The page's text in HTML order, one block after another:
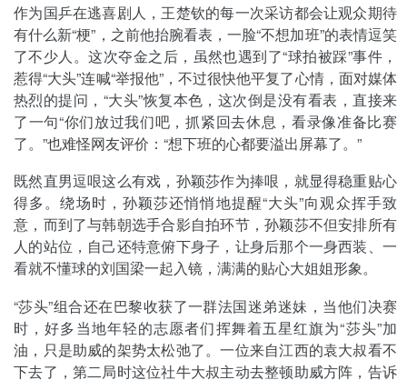
作为国乒在逃喜剧人，王楚钦的每一次采访都会让观众期待
有什么新“梗”，之前他抬腕看表，一脸“不想加班”的表情逗笑
了不少人。这次夺金之后，虽然也遇到了“球拍被踩”事件，
惹得“大头”连喊“举报他”，不过很快他平复了心情，面对媒体
热烈的提问，“大头”恢复本色，这次倒是没有看表，直接来
了一句“你们放过我们吧，抓紧回去休息，看录像准备比赛
了。”也难怪网友评价：“想下班的心都要溢出屏幕了。”
既然直男逗哏这么有戏，孙颖莎作为捧哏，就显得稳重贴心
得多。绕场时，孙颖莎还悄悄地提醒“大头”向观众挥手致
意，而到了与韩朝选手合影自拍环节，孙颖莎不但安排所有
人的站位，自己还特意俯下身子，让身后那个一身西装、一
看就不懂球的刘国梁一起入镜，满满的贴心大姐姐形象。
“莎头”组合还在巴黎收获了一群法国迷弟迷妹，当他们决赛
时，好多当地年轻的志愿者们挥舞着五星红旗为“莎头”加
油，只是助威的架势太松弛了。一位来自江西的袁大叔看不
下去了，第二局时这位社牛大叔主动去整顿助威方阵，告诉